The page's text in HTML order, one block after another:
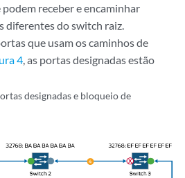
receber e encaminhar
diferentes do switch raiz.
que usam os caminhos de
4, as portas designadas estão
designadas e bloqueio de